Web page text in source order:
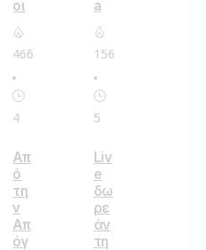
οι
466
4
Απ
ό
τη
ν
Απ
όγ
a
156
5
Liv
e
δω
ρε
άν
τη